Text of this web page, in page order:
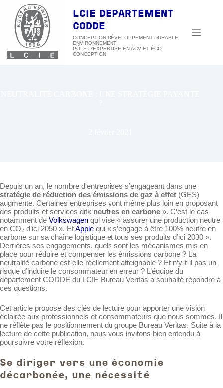
contenu
LCIE DEPARTEMENT
CODDE
CONCEPTION DÉVELOPPEMENT DURABLE
ENVIRONNEMENT
Depuis un an, le nombre d'entreprises s’engageant dans une
stratégie de réduction des émissions de gaz à effet (GES)
augmente. Certaines entreprises vont même plus loin en proposant
des produits et services dit« neutres en carbone ». C’est le cas
notamment de Volkswagen qui vise « assurer une production neutre
en CO₂ d’ici 2050 ». EtApple qui « s’engage à être 100% neutre en
carbone sur sa chaîne logistique et tous ses produits d’ici 2030 ».
Derrières ses engagements, quels sont les mécanismes mis en
place pour réduire et compenser les émissions carbone ? La
neutralité carbone est-elle réellement atteignable ? Et n’y-t-il pas un
risque d’induire le consommateur en erreur ? L’équipe du
département CODDE du LCIE Bureau Veritas a souhaité répondre à
ces questions.
Cet article propose des clés de lecture pour apporter une vision
éclairée aux professionnels et consommateurs que nous sommes. Il
ne réflète pas le positionnement du groupe Bureau Veritas. Suite à la
lecture de cette publication, nous vous invitons bien entendu à
poursuivre votre réflexion.
Se diriger vers une économie
décarbonée, une nécessité